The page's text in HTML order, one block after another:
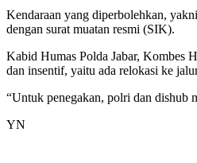
Kendaraan yang diperbolehkan,
dengan surat muatan resmi (SIK).
Kabid Humas Polda Jabar, Kombes
dan insentif, yaitu ada relokasi ke
“Untuk penegakan, polri dan dishub
YN